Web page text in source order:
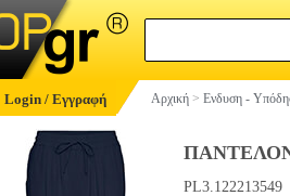
Login / Εγγραφή Αρχική > Ενδυση -
PL3.122213549